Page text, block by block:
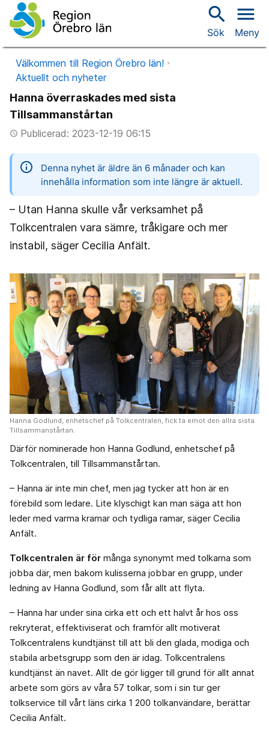
search
Sök
menu
Meny
Välkommen till Region Örebro län!
Aktuellt och nyheter
Hanna överraskades med sista
Tillsammanstårtan
access_timePublicerad: 2023-12-19 06:15
information
Denna nyhet är äldre än 6 månader och kan
innehålla information som inte längre är aktuell.
– Utan Hanna skulle vår verksamhet på
Tolkcentralen vara sämre, tråkigare och mer
instabil, säger Cecilia Anfält.
Hanna Godlund, enhetschef på Tolkcentralen, fick ta emot den allra sista
Tillsammanstårtan.
Därför nominerade hon Hanna Godlund, enhetschef på
Tolkcentralen, till Tillsammanstårtan.
– Hanna är inte min chef, men jag tycker att hon är en
förebild som ledare. Lite klyschigt kan man säga att hon
leder med varma kramar och tydliga ramar, säger Cecilia
Anfält.
Tolkcentralen är för många synonymt med tolkarna som
jobba där, men bakom kulisserna jobbar en grupp, under
ledning av Hanna Godlund, som får allt att flyta.
– Hanna har under sina cirka ett och ett halvt år hos oss
rekryterat, effektiviserat och framför allt motiverat
Tolkcentralens kundtjänst till att bli den glada, modiga och
stabila arbetsgrupp som den är idag. Tolkcentralens
kundtjänst än navet. Allt de gör ligger till grund för allt annat
arbete som görs av våra 57 tolkar, som i sin tur ger
tolkservice till vårt läns cirka 1 200 tolkanvändare, berättar
Cecilia Anfält.